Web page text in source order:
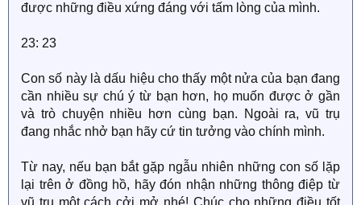
được những điều xứng đáng với tấm lòng của mình.
23: 23
Con số này là dấu hiệu cho thấy một nửa của bạn đang
cần nhiều sự chú ý từ bạn hơn, họ muốn được ở gần
và trò chuyện nhiều hơn cùng bạn. Ngoài ra, vũ trụ
đang nhắc nhở bạn hãy cứ tin tưởng vào chính mình.
Từ nay, nếu bạn bắt gặp ngẫu nhiên những con số lặp
lại trên ở đồng hồ, hãy đón nhận những thông điệp từ
vũ trụ một cách cởi mở nhé! Chúc cho những điều tốt